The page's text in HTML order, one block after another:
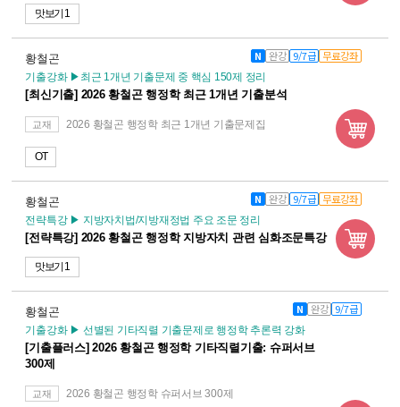
맛보기 1
황철곤 N 완강 9/7급 무료강좌
기출강화 ▶최근 1개년 기출문제 중 핵심 150제 정리
[최신기출] 2026 황철곤 행정학 최근 1개년 기출분석
교재 2026 황철곤 행정학 최근 1개년 기출문제집
OT
황철곤 N 완강 9/7급 무료강좌
전략특강 ▶ 지방자치법/지방재정법 주요 조문 정리
[전략특강] 2026 황철곤 행정학 지방자치 관련 심화조문특강
맛보기 1
황철곤 N 완강 9/7급
기출강화 ▶ 선별된 기타직렬 기출문제로 행정학 추론력 강화
[기출플러스] 2026 황철곤 행정학 기타직렬기출: 슈퍼서브
300제
교재 2026 황철곤 행정학 슈퍼서브 300제